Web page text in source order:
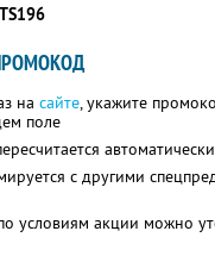
на сайте, укажите
поле
автоматически
с другими
условиям акции можно